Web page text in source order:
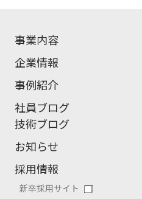
事業内容
企業情報
事例紹介
社員ブログ
技術ブログ
お知らせ
採用情報
新卒採用サイト